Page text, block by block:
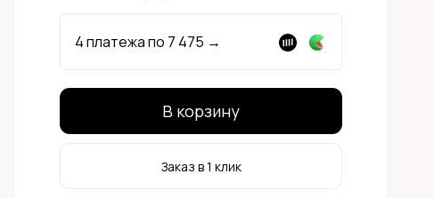
4 платежа по 7 475 →
В корзину
Заказ в 1 клик